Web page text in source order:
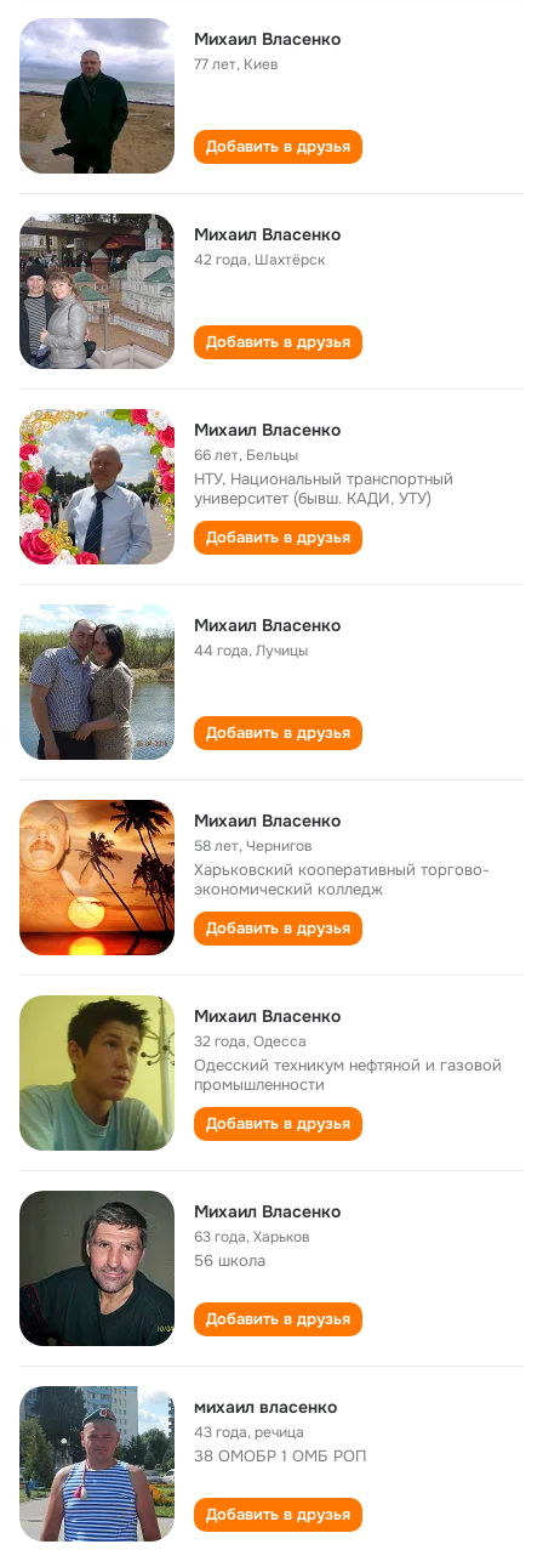
Михаил Власенко
77 лет, Киев
Добавить в друзья
Михаил Власенко
42 года, Шахтёрск
Добавить в друзья
Михаил Власенко
66 лет, Бельцы
НТУ, Национальный транспортный
университет (бывш. КАДИ, УТУ)
Добавить в друзья
Михаил Власенко
44 года,Лучицы
Добавить в друзья
Михаил Власенко
58 лет,Чернигов
Харьковский кооперативный торгово-
экономический колледж
Добавить в друзья
Михаил Власенко
32 года,Одесса
Одесский техникум нефтяной и газовой
промышленности
Добавить в друзья
Михаил Власенко
63 года,Харьков
56 школа
Добавить в друзья
михаил власенко
43 года,речица
38 ОМОБР 1 ОМБ РОП
Добавить в друзья